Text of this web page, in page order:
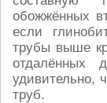
обожжённых
если
трубы выше
отдалённых
удивительно,
труб.